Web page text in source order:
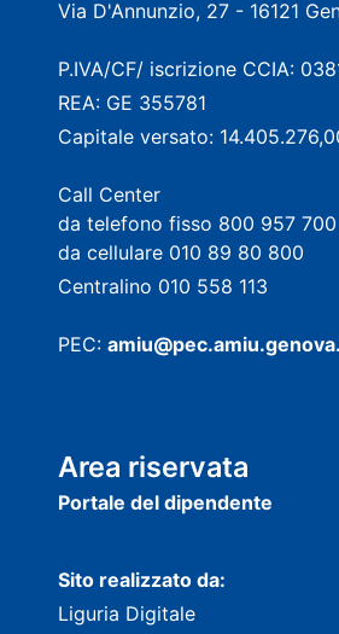
Via D'Annunzio, 27 - 16121
P.IVA/CF/ iscrizione CCIA:
REA: GE 355781
Capitale versato:
Call Center
da telefono fisso 800 957 700
da cellulare 010 89 80 800
Centralino 010 558 113
PEC:
Area riservata
Portale del dipendente
Sito realizzato da:
Liguria Digitale